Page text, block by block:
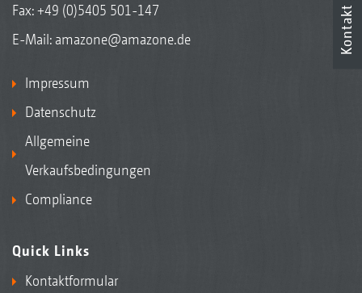
Fax: +49 (0)5405 501-147
E-Mail: amazone@amazone.de
Impressum
Datenschutz
Allgemeine
Verkaufsbedingungen
Compliance
Quick Links
Kontaktformular
Kontakt